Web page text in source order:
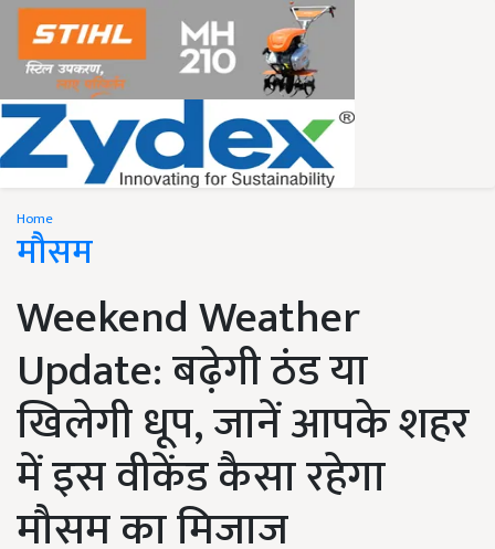
Home
मौसम
Weekend Weather
Update: बढ़ेगी ठंड या
खिलेगी धूप, जानें आपके शहर
में इस वीकेंड कैसा रहेगा
मौसम का मिजाज